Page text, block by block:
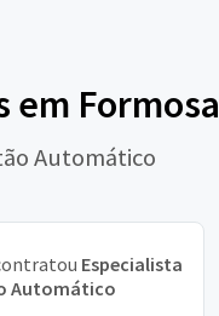
em Formosa
Automático
Especialista
Automático